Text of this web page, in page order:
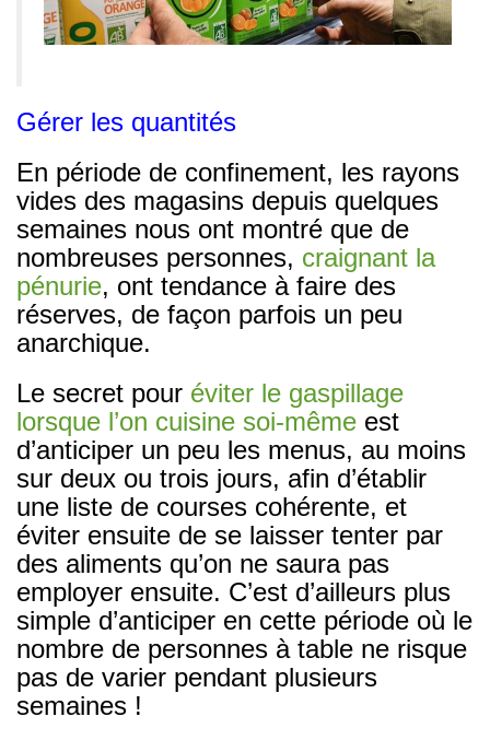
Gérer les quantités
En période de confinement, les rayons
vides des magasins depuis quelques
semaines nous ont montré que de
nombreuses personnes, craignant la
pénurie, ont tendance à faire des
réserves, de façon parfois un peu
anarchique.
Le secret pour éviter le gaspillage
lorsque l’on cuisine soi-même est
d’anticiper un peu les menus, au moins
sur deux ou trois jours, afin d’établir
une liste de courses cohérente, et
éviter ensuite de se laisser tenter par
des aliments qu’on ne saura pas
employer ensuite. C’est d’ailleurs plus
simple d’anticiper en cette période où le
nombre de personnes à table ne risque
pas de varier pendant plusieurs
semaines !